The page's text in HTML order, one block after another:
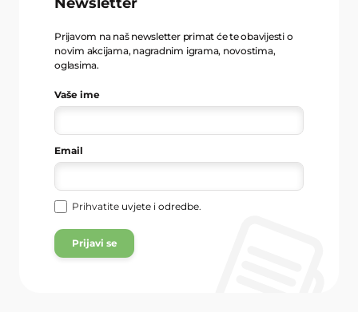
Prijavom na naš newsletter primat će te obavijesti o
novim akcijama, nagradnim igrama, novostima,
oglasima.
Vaše ime
Email
Prihvatite uvjete i odredbe.
Prijavi se